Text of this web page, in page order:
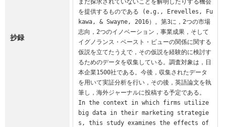
抄録
を提供するものである (e.g., Erevelles, Fu
kawa, & Swayne, 2016）。第3に，2つの市場
志向，2つのイノベーション，事業成果，そして
イグノランス・ベースト・ビューの関係に関する
仮説を立てたうえで，その仮説を経験的に検討す
るためのデータを収集している。調査対象は，日
本企業1500社である。今後，収集されたデータ
を用いて実証分析を行い，その後，英語論文を執
筆し，海外ジャーナルに投稿する予定である。
In the context in which firms utilize
big data in their marketing strategie
s, this study examines the effects of